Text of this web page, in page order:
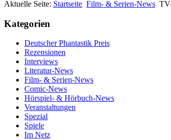
Aktuelle Seite: Startseite Film- & Serien-News
Kategorien
Deutscher Phantastik Preis
Rezensionen
Interviews
Literatur-News
Film- & Serien-News
Comic-News
Hörspiel- & Hörbuch-News
Veranstaltungen
Spezial
Spiele
Im Netz